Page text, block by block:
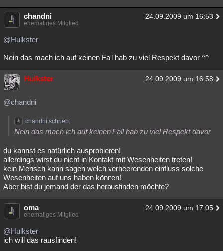
chandni 24.09.2009 um 16:53
ehemaliges Mitglied
@Hulkster
Nein das mach ich auf keinen Fall hab zu viel Respekt davor ^^
Hulkster 24.09.2009 um 16:58
@chandni
chandni schrieb:
Nein das mach ich auf keinen Fall hab zu viel Respekt davor
du kannst es natürlich ausprobieren!
allerdings wirst du nicht in Kontakt mit Wesenheiten treten!
kein Mensch kann sagen welch verheerenden einfluss solche
Wesenheiten auf uns haben können!
Aber bist du jemand der das herausfinden möchte?
oma 24.09.2009 um 17:05
ehemaliges Mitglied
@Hulkster
ich will das rausfinden!